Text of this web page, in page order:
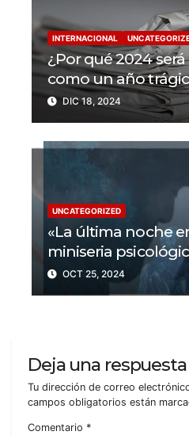
INTERNACIONAL
¿Por qué 2024
como un año
libertad de
periodistas
DIC 18, 2024
UNCATEGORIZED
«La última noche
miniseria
trama?
OCT 25, 2024
Deja una respuesta
Tu dirección de correo
campos obligatorios están
Comentario *